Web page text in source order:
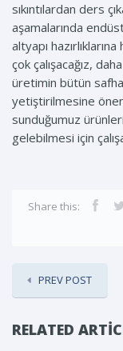
sıkıntılardan ders
aşamalarında
altyapı
çok çalışacağız,
üretimin bütün
yetiştirilmesine
sunduğumuz
gelebilmesi için
Share this:
PREV POST
RELATED